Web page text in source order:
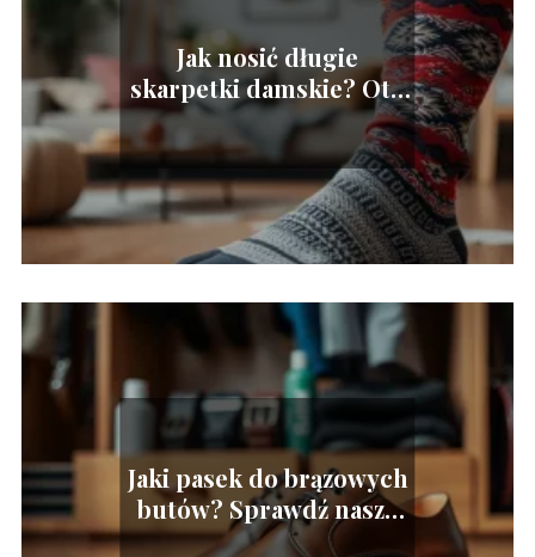
Jak nosić długie
skarpetki damskie? Oto
modne inspiracje!
Jaki pasek do brązowych
butów? Sprawdź nasze
porady stylizacyjne